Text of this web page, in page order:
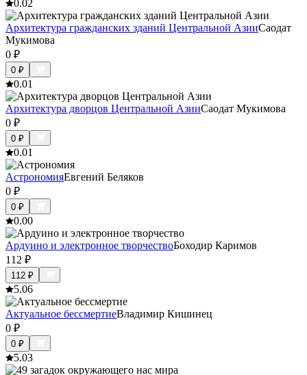
0.02
Архитектура гражданских зданий Центральной АзииСаодат
Мукимова
0 ₽
0 ₽
0.01
Архитектура дворцов Центральной АзииСаодат Мукимова
0 ₽
0 ₽
0.01
АстрономияЕвгений Беляков
0 ₽
0 ₽
0.00
Ардуино и электронное творчествоБоходир Каримов
112 ₽
112 ₽
5.06
Актуальное бессмертиеВладимир Кишинец
0 ₽
0 ₽
5.03